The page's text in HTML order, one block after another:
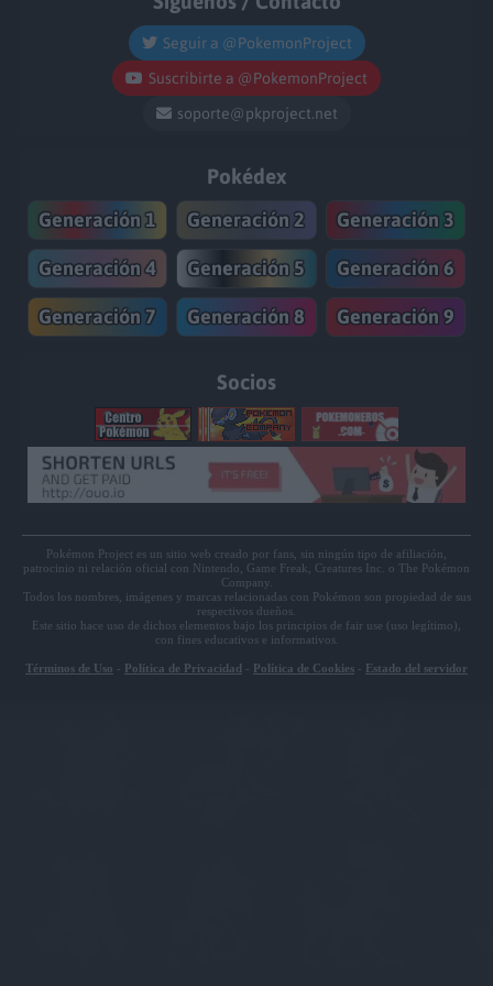
Seguir a @PokemonProject
Suscribirte a @PokemonProject
soporte@pkproject.net
Pokédex
Generación 1
Generación 2 Generación 3
Generación 4 Generación 5 Generación 6
Generación 7 Generación 8 Generación 9
Socios
Pokémon Project es un sitio web creado por fans, sin ningún tipo de afiliación,
patrocinio ni relación oficial con Nintendo, Game Freak, Creatures Inc. o The Pokémon
Company.
Todos los nombres, imágenes y marcas relacionadas con Pokémon son propiedad de sus
respectivos dueños.
Este sitio hace uso de dichos elementos bajo los principios de fair use (uso legítimo),
con fines educativos e informativos.
Términos de Uso - Política de Privacidad - Política de Cookies - Estado del servidor